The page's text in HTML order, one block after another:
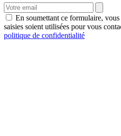
En soumettant ce formulaire,
saisies soient utilisées pour vous
politique de confidentialité